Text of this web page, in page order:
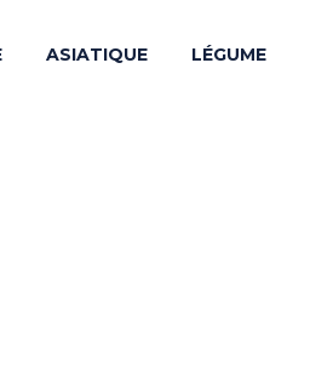
ASIATIQUE LÉGUME